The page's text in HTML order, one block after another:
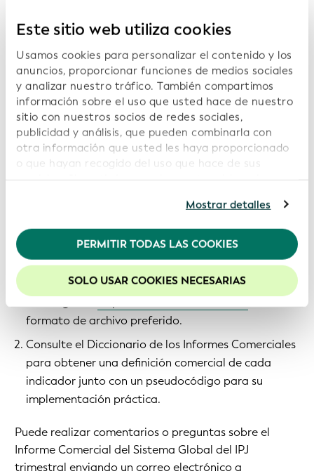
Este sitio web utiliza cookies
Usamos cookies para personalizar el contenido y los
anuncios, proporcionar funciones de medios sociales
y analizar nuestro tráfico. También compartimos
información sobre el uso que usted hace de nuestro
sitio con nuestros socios de redes sociales,
publicidad y análisis, que pueden combinarla con
otra información que usted les haya proporcionado
o que hayan recogido del uso que hace de sus
servicios. Si continúa usando nuestro sitio web,
Política de
privacidad.
Recomendamos mantener activadas las cookies
para mejorar la experiencia en nuestro sitio web.
Mostrar detalles
PERMITIR TODAS LAS COOKIES
SOLO USAR COOKIES NECESARIAS
Informe Comercial del Sistema Global del IPJ o los
indicadores que figuran en dicho informe en dos
sencillos pasos:
formato de archivo preferido.
Consulte el Diccionario de los Informes Comerciales
para obtener una definición comercial de cada
indicador junto con un pseudocódigo para su
implementación práctica.
Puede realizar comentarios o preguntas sobre el
Informe Comercial del Sistema Global del IPJ
trimestral enviando un correo electrónico a